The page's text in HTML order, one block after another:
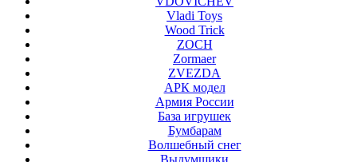
Vladi Toys
Wood Trick
ZOCH
Zormaer
ZVEZDA
АРК модел
Армия России
База игрушек
Бумбарам
Волшебный снег